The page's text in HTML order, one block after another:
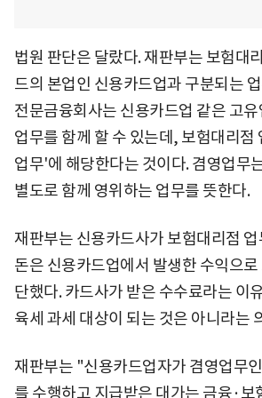
법원 판단은 달랐다. 재판부는 보험대
드의 본업인 신용카드업과 구분되는
전문금융회사는 신용카드업 같은 고
업무를 함께 할 수 있는데, 보험대리점
업무'에 해당한다는 것이다. 겸영업무
별도로 함께 영위하는 업무를 뜻한다.
재판부는 신용카드사가 보험대리점
돈은 신용카드업에서 발생한 수익으
단했다. 카드사가 받은 수수료라는 이
육세 과세 대상이 되는 것은 아니라는
재판부는 "신용카드업자가 겸영업무
를 수행하고 지급받은 대가는 금융·보